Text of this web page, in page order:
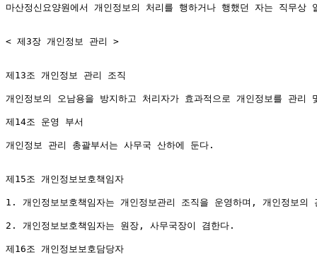
마산정신요양원에서 개인정보의 처리를 행하거나 행했던 자는 직무
< 제3장 개인정보 관리 >
제13조 개인정보 관리 조직
개인정보의 오남용을 방지하고 처리자가 효과적으로 개인정보를 관
제14조 운영 부서
개인정보 관리 총괄부서는 사무국 산하에 둔다.
제15조 개인정보보호책임자
1. 개인정보보호책임자는 개인정보관리 조직을 운영하며, 개인정보
2. 개인정보보호책임자는 원장, 사무국장이 겸한다.
제16조 개인정보보호담당자